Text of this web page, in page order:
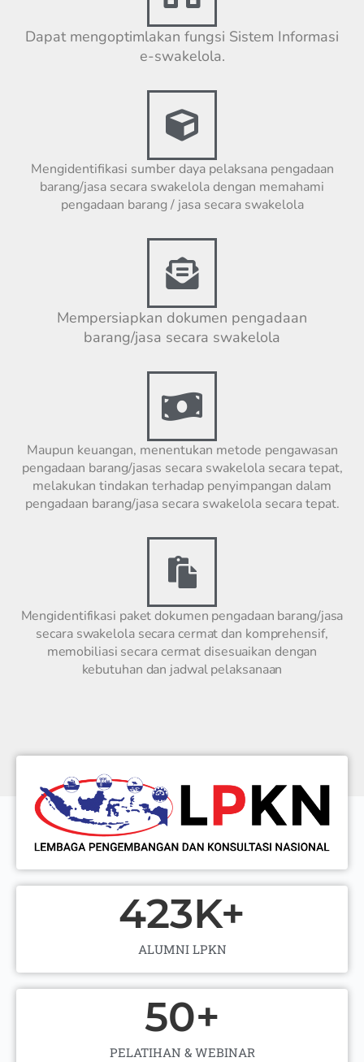
Dapat mengoptimlakan fungsi Sistem Informasi
e-swakelola.
Mengidentifikasi sumber daya pelaksana pengadaan
barang/jasa secara swakelola dengan memahami
pengadaan barang / jasa secara swakelola
Mempersiapkan dokumen pengadaan
barang/jasa secara swakelola
Maupun keuangan, menentukan metode pengawasan
pengadaan barang/jasas secara swakelola secara tepat,
melakukan tindakan terhadap penyimpangan dalam
pengadaan barang/jasa secara swakelola secara tepat.
Mengidentifikasi paket dokumen pengadaan barang/jasa
secara swakelola secara cermat dan komprehensif,
memobiliasi secara cermat disesuaikan dengan
kebutuhan dan jadwal pelaksanaan
ALUMNI LPKN
423K+
PELATIHAN & WEBINAR
50+